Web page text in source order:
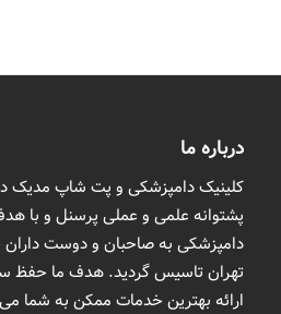
درباره ما
پشتوانه علمی و عملی پرسنل و با
دامپزشکی به صاحبان و دوست
تهران تاسیس گردید. هدف ما حفظ
ارائه بهترین خدمات ممکن به شما